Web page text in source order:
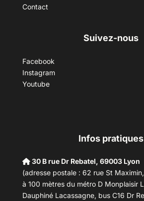
Contact
Suivez-nous
Facebook
Instagram
Youtube
Infos pratiques
30 B rue Dr Rebatel, 69003 Lyon
(adresse postale : 62 rue St
à 100 mètres du métro D Monplaisir
Dauphiné Lacassagne, bus C16 Dr